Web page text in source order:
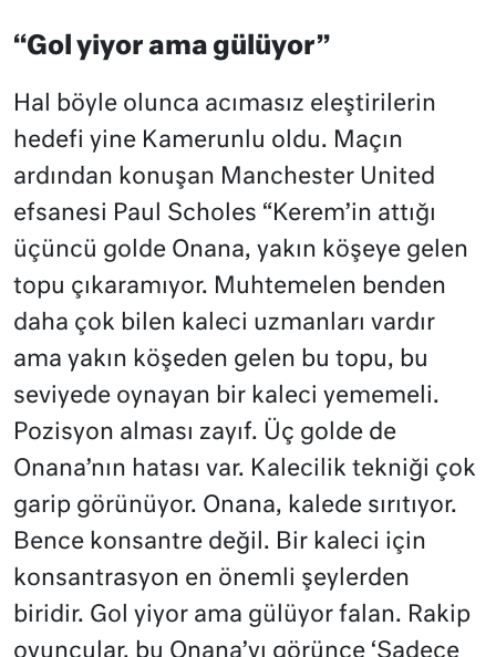
“Gol yiyor ama gülüyor”
Hal böyle olunca acımasız eleştirilerin
hedefi yine Kamerunlu oldu. Maçın
ardından konuşan Manchester United
efsanesi Paul Scholes “Kerem’in attığı
üçüncü golde Onana, yakın köşeye gelen
topu çıkaramıyor. Muhtemelen benden
daha çok bilen kaleci uzmanları vardır
ama yakın köşeden gelen bu topu, bu
seviyede oynayan bir kaleci yememeli.
Pozisyon alması zayıf. Üç golde de
Onana’nın hatası var. Kalecilik tekniği çok
garip görünüyor. Onana, kalede sırıtıyor.
Bence konsantre değil. Bir kaleci için
konsantrasyon en önemli şeylerden
biridir. Gol yiyor ama gülüyor falan. Rakip
oyuncular, bu Onana’yı görünce ‘Sadece